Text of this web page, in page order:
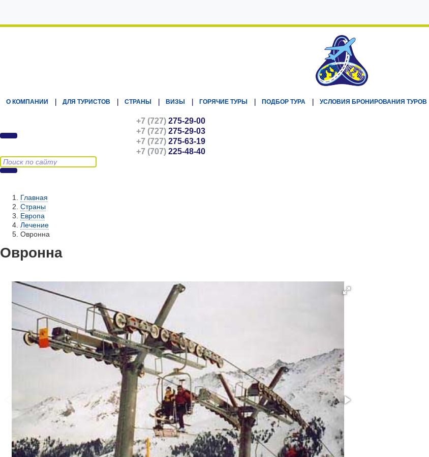
О КОМПАНИИ ДЛЯ ТУРИСТОВ СТРАНЫ ВИЗЫ ГОРЯЧИЕ ТУРЫ ПОДБОР ТУРА УСЛОВИЯ БРОНИРОВАНИЯ ТУРОВ
+7 (727) 275-29-00
+7 (727) 275-29-03
+7 (727) 275-63-19
+7 (707) 225-48-40
Главная
Страны
Европа
Лечение
Овронна
Овронна